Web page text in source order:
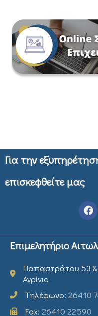
Για την
επισκεφθείτε μας
Επιμελητήριο
Παπαστράτου 53 &
Αγρίνιο
Τηλέφωνο: 26410
Fax: 26410 22590